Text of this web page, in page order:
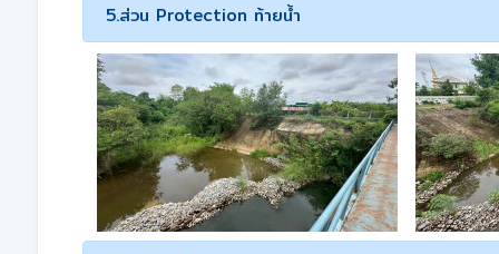
5.ส่วน Protection ท้ายน้ำ